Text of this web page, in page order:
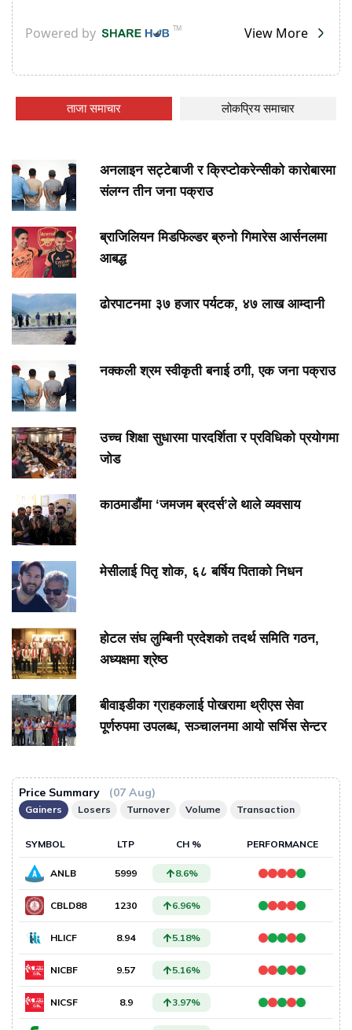
ताजा समाचार लोकप्रिय समाचार
अनलाइन सट्टेबाजी र क्रिप्टोकरेन्सीको कारोबारमा
संलग्न तीन जना पक्राउ
ब्राजिलियन मिडफिल्डर ब्रुनो गिमारेस आर्सनलमा
आबद्ध
ढोरपाटनमा ३७ हजार पर्यटक, ४७ लाख आम्दानी
नक्कली श्रम स्वीकृती बनाई ठगी, एक जना पक्राउ
उच्च शिक्षा सुधारमा पारदर्शिता र प्रविधिको प्रयोगमा
जोड
काठमाडौंमा ‘जमजम ब्रदर्स’ले थाले व्यवसाय
मेसीलाई पितृ शोक, ६८ बर्षिय पिताको निधन
होटल संघ लुम्बिनी प्रदेशको तदर्थ समिति गठन,
अध्यक्षमा श्रेष्ठ
बीवाइडीका ग्राहकलाई पोखरामा थ्रीएस सेवा
पूर्णरुपमा उपलब्ध, सञ्चालनमा आयो सर्भिस सेन्टर